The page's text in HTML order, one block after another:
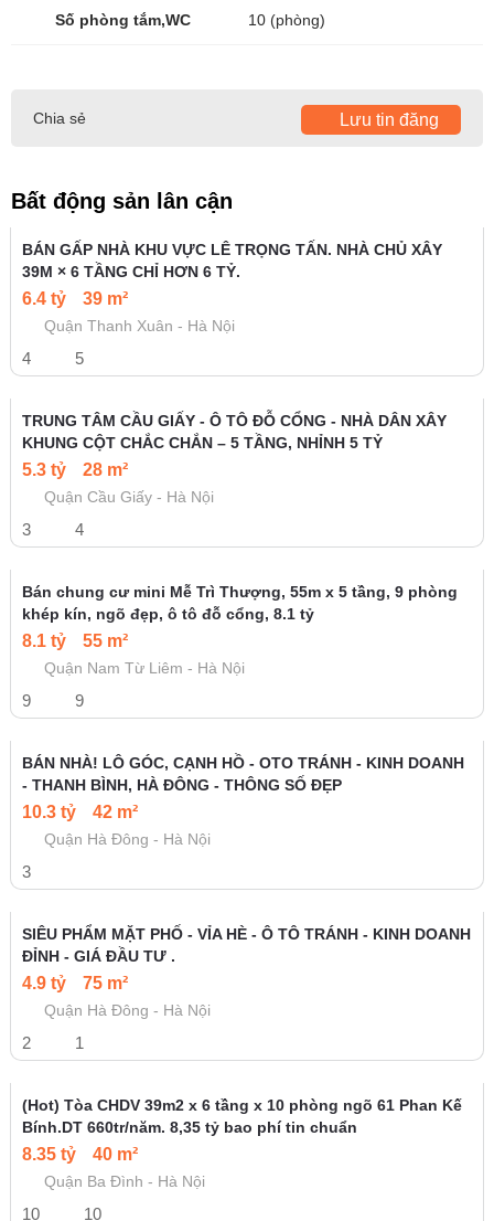
Số phòng tắm,WC 10 (phòng)
Chia sẻ Lưu tin đăng
Bất động sản lân cận
BÁN GẤP NHÀ KHU VỰC LÊ TRỌNG TẤN. NHÀ CHỦ XÂY
39M × 6 TẦNG CHỈ HƠN 6 TỶ.
Quận Thanh Xuân - Hà Nội
KHUNG CỘT CHẮC CHẮN – 5 TẦNG, NHỈNH 5 TỶ
Quận Cầu Giấy - Hà Nội
khép kín, ngõ đẹp, ô tô đỗ cổng, 8.1 tỷ
8.1 tỷ 55 m²
Quận Nam Từ Liêm - Hà Nội
9
BÁN NHÀ! LÔ GÓC, CẠNH HỒ - OTO TRÁNH - KINH DOANH
- THANH BÌNH, HÀ ĐÔNG - THÔNG SỐ ĐẸP
10.3 tỷ 42 m²
Quận Hà Đông - Hà Nội
3
SIÊU PHẨM MẶT PHỐ - VỈA HÈ - Ô TÔ TRÁNH - KINH DOANH